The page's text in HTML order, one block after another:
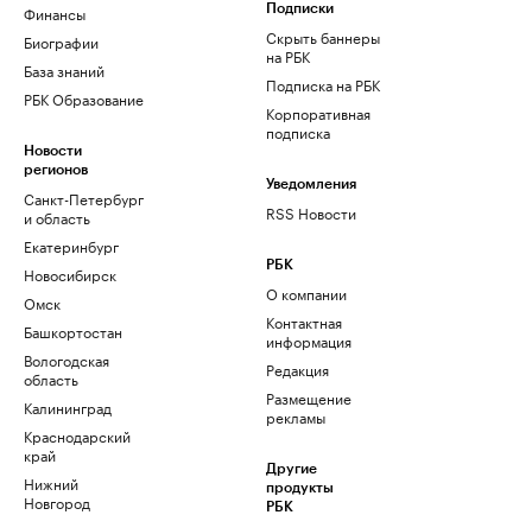
Финансы
Биографии
База знаний
РБК Образование
Новости
регионов
Санкт-Петербург
и область
Екатеринбург
Новосибирск
Омск
Башкортостан
Вологодская
область
Калининград
Краснодарский
край
Нижний
Новгород
Подписки
Скрыть баннеры
на РБК
Подписка на РБК
Корпоративная
подписка
Уведомления
RSS Новости
РБК
О компании
Контактная
информация
Редакция
Размещение
рекламы
Другие
продукты
РБК